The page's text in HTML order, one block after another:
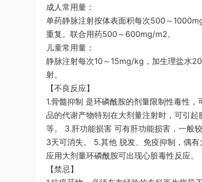
成人常用量：
单药静脉注射按体表面积每次500～
重复。联合用药500～600mg/m2。
儿童常用量：
静脉注射每次10～15mg/kg，加生理盐水
射。
【不良反应】
1.骨髓抑制 是环磷酰胺的剂量限制性毒性
品的代谢产物特别在大剂量注射时，可引
等。 3.肝功能损害 可有肝功能损害，一般
3天可消失。 5.其他 脱发、免疫抑制，偶
应用大剂量环磷酰胺可出现心脏毒性反应。
【禁忌】